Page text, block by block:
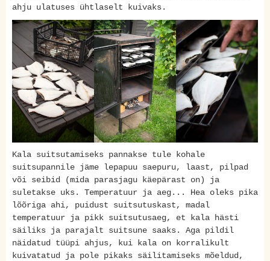
ahju ulatuses ühtlaselt kuivaks.
Kala suitsutamiseks pannakse tule kohale
suitsupannile jäme lepapuu saepuru, laast, pilpad
või seibid (mida parasjagu käepärast on) ja
suletakse uks. Temperatuur ja aeg... Hea oleks pika
lõõriga ahi, puidust suitsutuskast, madal
temperatuur ja pikk suitsutusaeg, et kala hästi
säiliks ja parajalt suitsune saaks. Aga pildil
näidatud tüüpi ahjus, kui kala on korralikult
kuivatatud ja pole pikaks säilitamiseks mõeldud,